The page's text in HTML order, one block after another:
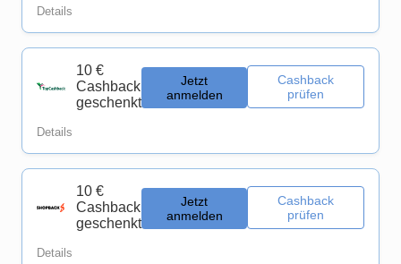
Details
10 €
Cashback
geschenkt
Jetzt
anmelden
Cashback
prüfen
Details
10 €
Cashback
geschenkt
Jetzt
anmelden
Cashback
prüfen
Details